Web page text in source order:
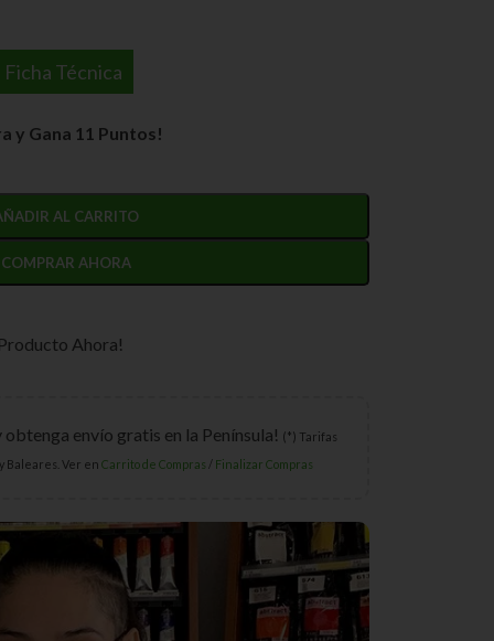
Ficha Técnica
y Gana 11 Puntos!
AL CARRITO
COMPRAR AHORA
Ahora!
envío gratis en la Península! (*) Tarifas
Baleares. Ver en Carrito de Compras / Finalizar Compras